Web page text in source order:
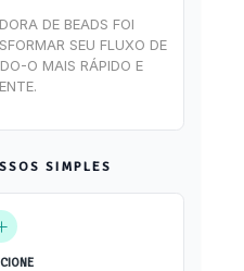
DE BEADS FOI
SEU FLUXO DE
O MAIS RÁPIDO E
SIMPLES